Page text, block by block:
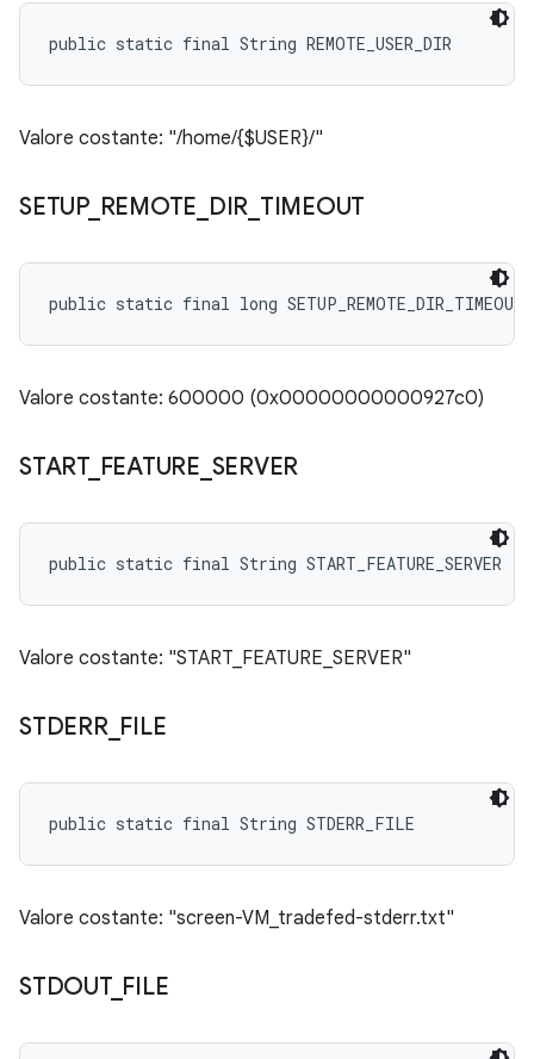
public static final String REMOTE_USER_DIR
Valore costante: "/home/{$USER}/"
SETUP_ REMOTE DIR TIMEOUT
public static final long SETUP_REMOTE_DIR_TIMEOUT
Valore costante: 600000 (0x00000000000927c0)
START_ FEATURE SERVER
public static final String START_FEATURE_SERVER
Valore costante: "START_FEATURE_SERVER"
STDERR_ FILE
public static final String STDERR_FILE
Valore costante: "screen-VM_tradefed-stderr.txt"
STDOUT_ FILE